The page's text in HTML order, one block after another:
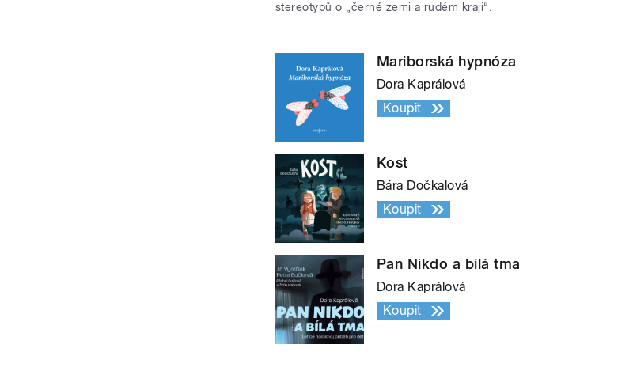
stereotypů o „černé zemi a rudém kraji“.
Mariborská hypnóza
Dora Kaprálová
Koupit
Kost
Bára Dočkalová
Koupit
Pan Nikdo a bílá tma
Dora Kaprálová
Koupit